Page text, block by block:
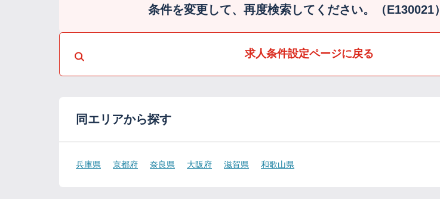
条件を変更して、再度検索してください。（E130021）
求人条件設定ページに戻る
同エリアから探す
兵庫県 京都府 奈良県 大阪府 滋賀県 和歌山県